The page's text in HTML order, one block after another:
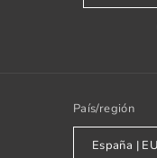
País/región